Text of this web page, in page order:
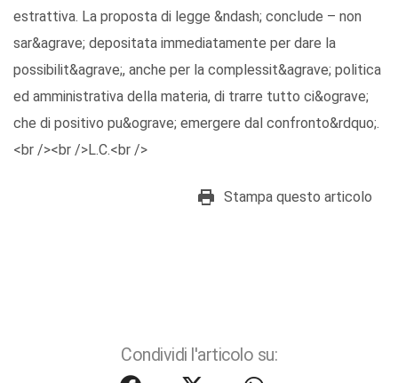
estrattiva. La proposta di legge &ndash; conclude – non
sar&agrave; depositata immediatamente per dare la
possibilit&agrave;, anche per la complessit&agrave; politica
ed amministrativa della materia, di trarre tutto ci&ograve;
che di positivo pu&ograve; emergere dal confronto&rdquo;.
<br /><br />L.C.<br />
Stampa questo articolo
Condividi l'articolo su: